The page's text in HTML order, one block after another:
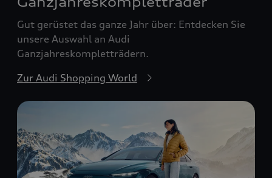
Gut gerüstet das ganze Jahr über: Entdecken Sie
unsere Auswahl an Audi
Ganzjahreskompletträdern.
Zur Audi Shopping World